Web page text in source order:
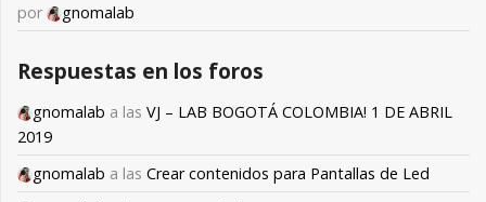
por
gnomalab
Respuestas en los foros
gnomalab a las VJ – LAB BOGOTÁ COLOMBIA! 1 DE ABRIL
2019
gnomalab a las Crear contenidos para Pantallas de Led